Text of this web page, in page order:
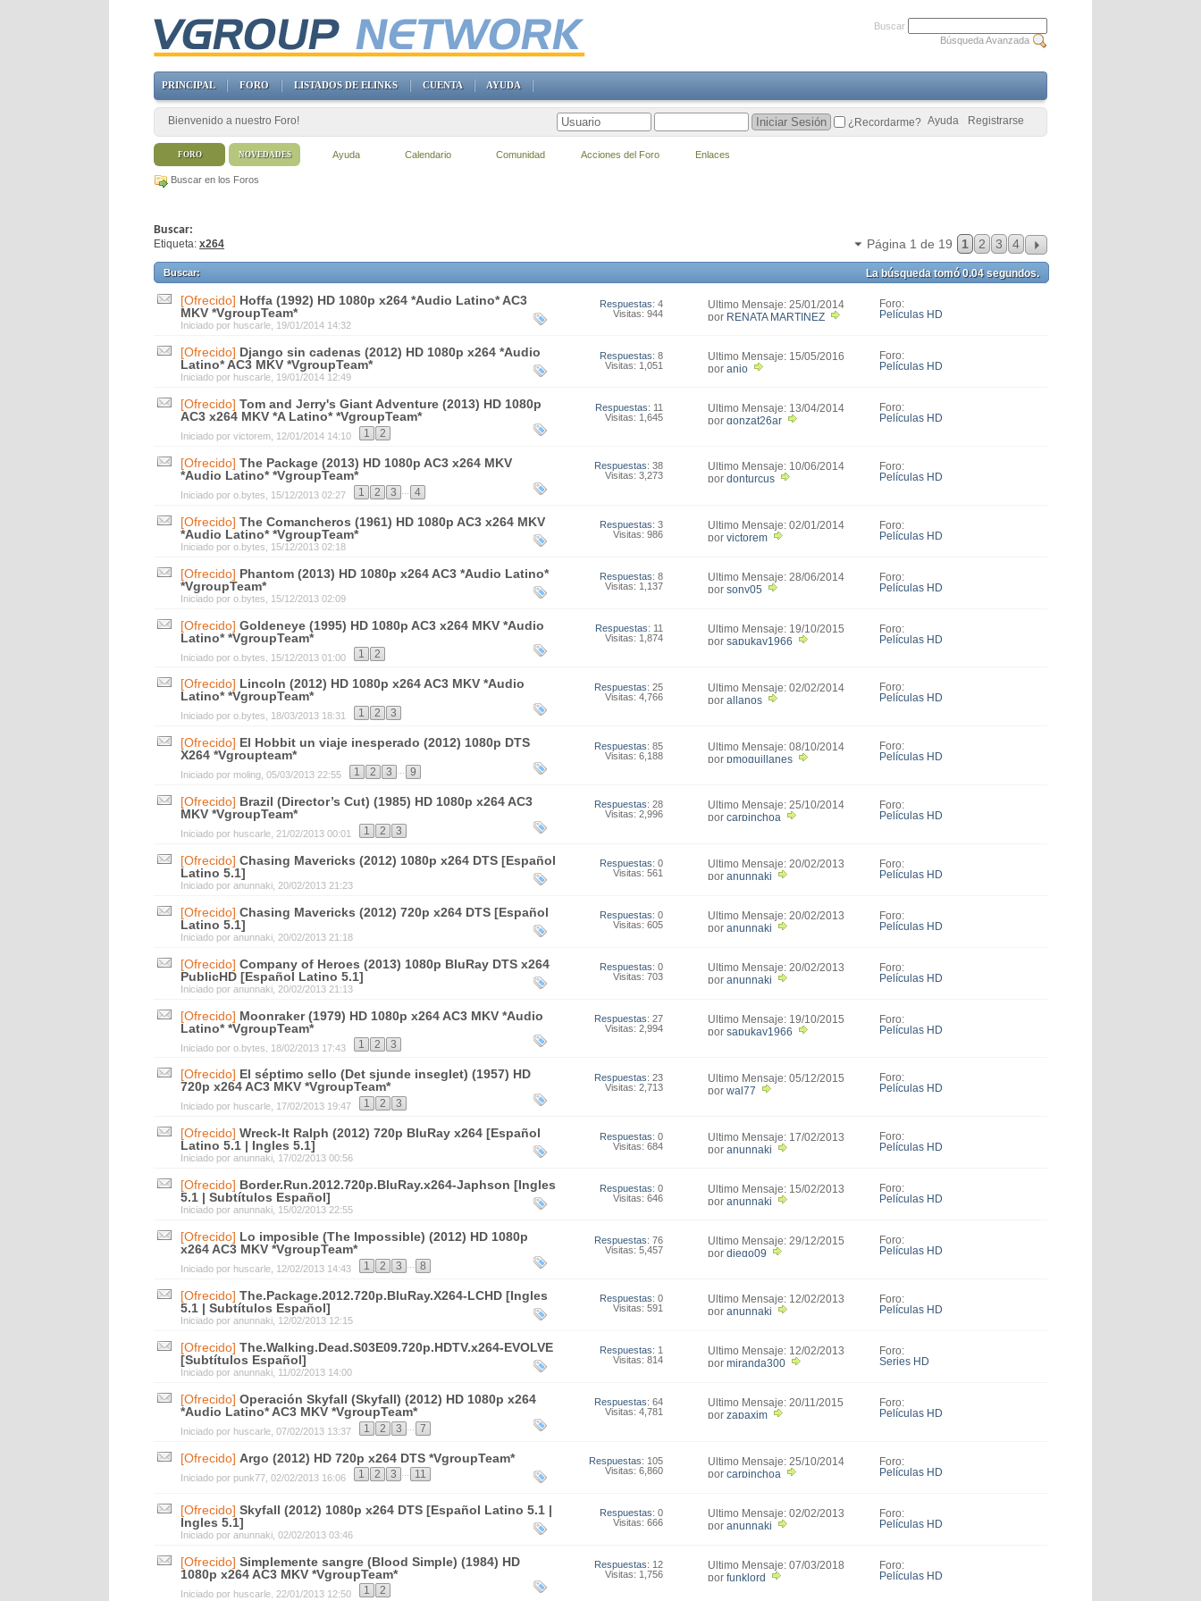
Buscar en los Foros
Buscar:
Etiqueta: x264 Página 1 de 19 1 2 3 4
Buscar: La búsqueda tomó0.04segundos.
[Ofrecido] Hoffa (1992) HD 1080p x264 *Audio Latino* AC3
MKV *VgroupTeam*
Iniciado por huscarle , 19/01/2014 14:32
Respuestas: 4
Visitas: 944
Último Mensaje: 25/01/2014
22:39
por RENATA MARTINEZ
Foro:
Películas HD
[Ofrecido] Django sin cadenas (2012) HD 1080p x264 *Audio
Latino* AC3 MKV *VgroupTeam*
Iniciado por huscarle , 19/01/2014 12:49
Respuestas: 8
Visitas: 1,051
Último Mensaje: 15/05/2016
15:03
por anjo
Foro:
Películas HD
[Ofrecido] Tom and Jerry's Giant Adventure (2013) HD 1080p
AC3 x264 MKV *A Latino* *VgroupTeam*
Iniciado por victorem , 12/01/2014 14:10 1 2
Respuestas: 11
Visitas: 1,645
Último Mensaje: 13/04/2014
02:36
por gonzat26ar
Foro:
Películas HD
[Ofrecido] The Package (2013) HD 1080p AC3 x264 MKV
*Audio Latino* *VgroupTeam*
Iniciado por o.bytes , 15/12/2013 02:27 1 2 3 4
Respuestas: 38
Visitas: 3,273
Último Mensaje: 10/06/2014
00:07
por donturcus
Foro:
Películas HD
[Ofrecido] The Comancheros (1961) HD 1080p AC3 x264 MKV
*Audio Latino* *VgroupTeam*
Iniciado por o.bytes , 15/12/2013 02:18
Respuestas: 3
Visitas: 986
Último Mensaje: 02/01/2014
16:40
por victorem
Foro:
Películas HD
[Ofrecido] Phantom (2013) HD 1080p x264 AC3 *Audio Latino*
*VgroupTeam*
Iniciado por o.bytes , 15/12/2013 02:09
Respuestas: 8
Visitas: 1,137
Último Mensaje: 28/06/2014
12:19
por sony05
Foro:
Películas HD
[Ofrecido] Goldeneye (1995) HD 1080p AC3 x264 MKV *Audio
Latino* *VgroupTeam*
Iniciado por o.bytes , 15/12/2013 01:00 1 2
Respuestas: 11
Visitas: 1,874
Último Mensaje: 19/10/2015
00:44
por sapukay1966
Foro:
Películas HD
[Ofrecido] Lincoln (2012) HD 1080p x264 AC3 MKV *Audio
Latino* *VgroupTeam*
Iniciado por o.bytes , 18/03/2013 18:31 1 2 3
Respuestas: 25
Visitas: 4,766
Último Mensaje: 02/02/2014
20:52
por allanos
Foro:
Películas HD
[Ofrecido] El Hobbit un viaje inesperado (2012) 1080p DTS
X264 *Vgroupteam*
Iniciado por moling , 05/03/2013 22:55 1 2 3 9
Respuestas: 85
Visitas: 6,188
Último Mensaje: 08/10/2014
08:41
por pmoguillanes
Foro:
Películas HD
[Ofrecido] Brazil (Director’s Cut) (1985) HD 1080p x264 AC3
MKV *VgroupTeam*
Iniciado por huscarle , 21/02/2013 00:01 1 2 3
Respuestas: 28
Visitas: 2,996
Último Mensaje: 25/10/2014
21:34
por carpinchoa
Foro:
Películas HD
[Ofrecido] Chasing Mavericks (2012) 1080p x264 DTS [Español
Latino 5.1]
Iniciado por anunnaki , 20/02/2013 21:23
Respuestas: 0
Visitas: 561
Último Mensaje: 20/02/2013
21:23
por anunnaki
Foro:
Películas HD
[Ofrecido] Chasing Mavericks (2012) 720p x264 DTS [Español
Latino 5.1]
Iniciado por anunnaki , 20/02/2013 21:18
Respuestas: 0
Visitas: 605
Último Mensaje: 20/02/2013
21:18
por anunnaki
Foro:
Películas HD
[Ofrecido] Company of Heroes (2013) 1080p BluRay DTS x264
PublicHD [Español Latino 5.1]
Iniciado por anunnaki , 20/02/2013 21:13
Respuestas: 0
Visitas: 703
Último Mensaje: 20/02/2013
21:13
por anunnaki
Foro:
Películas HD
[Ofrecido] Moonraker (1979) HD 1080p x264 AC3 MKV *Audio
Latino* *VgroupTeam*
Iniciado por o.bytes , 18/02/2013 17:43 1 2 3
Respuestas: 27
Visitas: 2,994
Último Mensaje: 19/10/2015
00:45
por sapukay1966
Foro:
Películas HD
[Ofrecido] El séptimo sello (Det sjunde inseglet) (1957) HD
720p x264 AC3 MKV *VgroupTeam*
Iniciado por huscarle , 17/02/2013 19:47 1 2 3
Respuestas: 23
Visitas: 2,713
Último Mensaje: 05/12/2015
03:52
por wal77
Foro:
Películas HD
[Ofrecido] Wreck-It Ralph (2012) 720p BluRay x264 [Español
Latino 5.1 | Ingles 5.1]
Iniciado por anunnaki , 17/02/2013 00:56
Respuestas: 0
Visitas: 684
Último Mensaje: 17/02/2013
00:56
por anunnaki
Foro:
Películas HD
[Ofrecido] Border.Run.2012.720p.BluRay.x264-Japhson [Ingles
5.1 | Subtítulos Español]
Iniciado por anunnaki , 15/02/2013 22:55
Respuestas: 0
Visitas: 646
Último Mensaje: 15/02/2013
22:55
por anunnaki
Foro:
Películas HD
[Ofrecido] Lo imposible (The Impossible) (2012) HD 1080p
x264 AC3 MKV *VgroupTeam*
Iniciado por huscarle , 12/02/2013 14:43 1 2 3 8
Respuestas: 76
Visitas: 5,457
Último Mensaje: 29/12/2015
23:11
por diego09
Foro:
Películas HD
[Ofrecido] The.Package.2012.720p.BluRay.X264-LCHD [Ingles
5.1 | Subtítulos Español]
Iniciado por anunnaki , 12/02/2013 12:15
Respuestas: 0
Visitas: 591
Último Mensaje: 12/02/2013
12:15
por anunnaki
Foro:
Películas HD
[Ofrecido] The.Walking.Dead.S03E09.720p.HDTV.x264-EVOLVE
[Subtítulos Español]
Iniciado por anunnaki , 11/02/2013 14:00
Respuestas: 1
Visitas: 814
Último Mensaje: 12/02/2013
02:27
por miranda300
Foro:
Series HD
[Ofrecido] Operación Skyfall (Skyfall) (2012) HD 1080p x264
*Audio Latino* AC3 MKV *VgroupTeam*
Iniciado por huscarle , 07/02/2013 13:37 1 2 3 7
Respuestas: 64
Visitas: 4,781
Último Mensaje: 20/11/2015
09:31
por zapaxim
Foro:
Películas HD
[Ofrecido] Argo (2012) HD 720p x264 DTS *VgroupTeam*
Iniciado por punk77 , 02/02/2013 16:06 1 2 3 11
Respuestas: 105
Visitas: 6,860
Último Mensaje: 25/10/2014
21:36
por carpinchoa
Foro:
Películas HD
[Ofrecido] Skyfall (2012) 1080p x264 DTS [Español Latino 5.1 |
Ingles 5.1]
Iniciado por anunnaki , 02/02/2013 03:46
Respuestas: 0
Visitas: 666
Último Mensaje: 02/02/2013
03:46
por anunnaki
Foro:
Películas HD
[Ofrecido] Simplemente sangre (Blood Simple) (1984) HD
1080p x264 AC3 MKV *VgroupTeam*
Iniciado por huscarle , 22/01/2013 12:50 1 2
Respuestas: 12
Visitas: 1,756
Último Mensaje: 07/03/2018
18:21
por funklord
Foro:
Películas HD
Buscar
Búsqueda Avanzada
PRINCIPAL FORO LISTADOS DE ELINKS CUENTA AYUDA
Bienvenido a nuestro Foro! Registrarse
Ayuda
¿Recordarme?
FORO Ayuda Calendario Comunidad Acciones del Foro Enlaces
NOVEDADES